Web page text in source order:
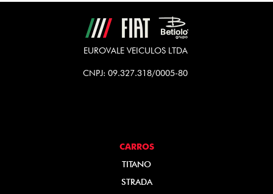
EUROVALE VEICULOS LTDA
CNPJ: 09.327.318/0005-80
CARROS
TITANO
STRADA